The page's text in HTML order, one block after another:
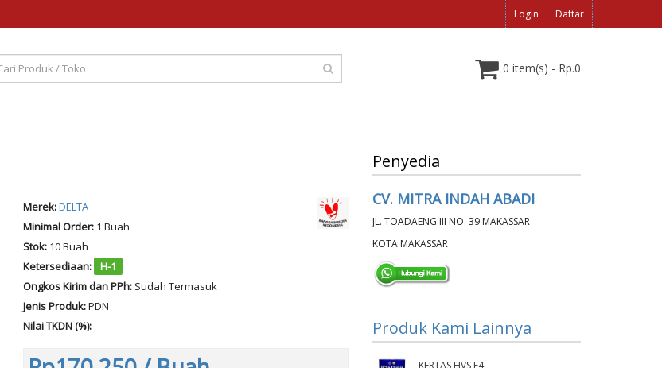
Login Daftar
0 item(s) - Rp.0
Merek:DELTA
Minimal Order:1 Buah
Stok:10 Buah
Ketersediaan:
H-1
Ongkos Kirim dan PPh: Sudah Termasuk
Jenis Produk:PDN
Nilai TKDN (%):
Penyedia
CV. MITRA INDAH ABADI
JL. TOADAENG III NO. 39 MAKASSAR
KOTA MAKASSAR
Produk Kami Lainnya
KERTAS HVS F4